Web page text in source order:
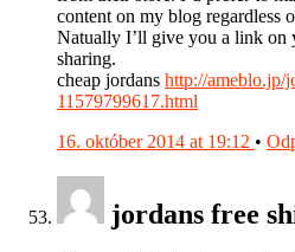
content on my blog regardless
Natually I’ll give you a link on
sharing.
cheap jordans http://ameblo.jp/
11579799617.html
16. október 2014 at 19:12 •
jordans free